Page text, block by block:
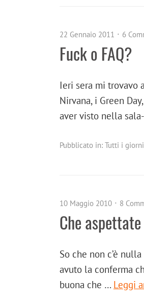
22 Gennaio 2011 6
Fuck o FAQ?
Ieri sera mi trovavo
Nirvana, i Green
aver visto nella
Pubblicato in: Tutti i giorni
10 Maggio 2010 8
Che
So che non c’è
avuto la conferma
buona che … Leggi